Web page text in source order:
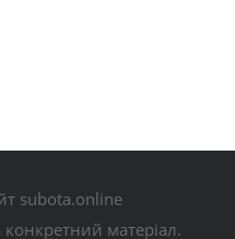
subota.online
матеріал.